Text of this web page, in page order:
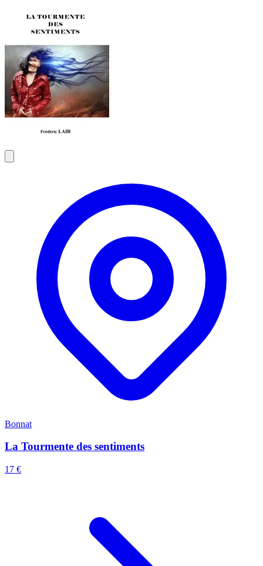
Bonnat
La Tourmente des sentiments
17 €